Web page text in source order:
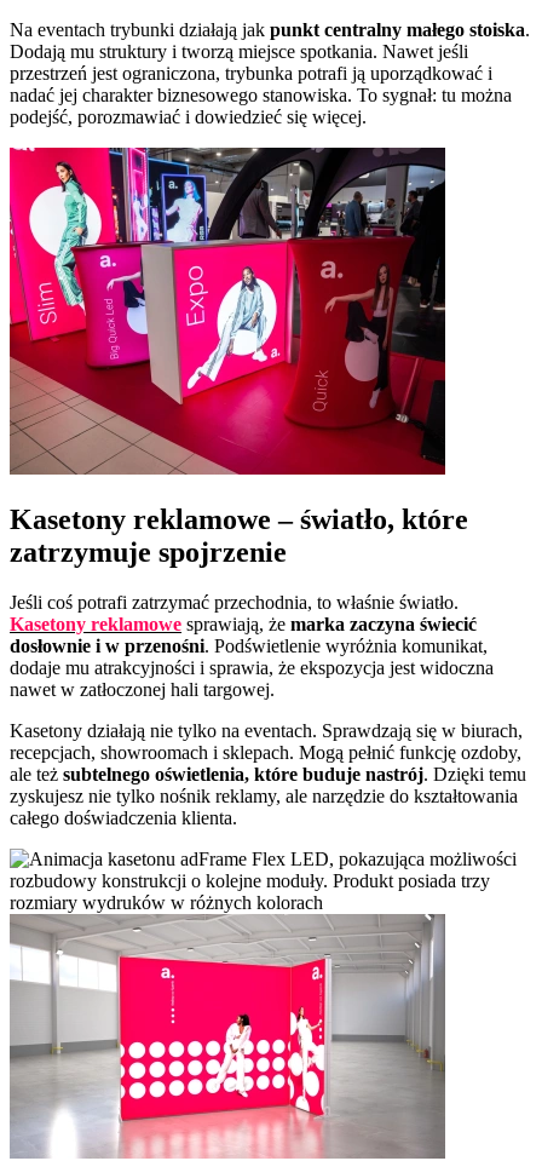
Na eventach trybunki działają jak punkt centralny małego stoiska.
Dodają mu struktury i tworzą miejsce spotkania. Nawet jeśli
przestrzeń jest ograniczona, trybunka potrafi ją uporządkować i
nadać jej charakter biznesowego stanowiska. To sygnał: tu można
podejść, porozmawiać i dowiedzieć się więcej.
Kasetony reklamowe – światło, które
zatrzymuje spojrzenie
Jeśli coś potrafi zatrzymać przechodnia, to właśnie światło.
Kasetony reklamowe sprawiają, że marka zaczyna świecić
dosłownie i w przenośni. Podświetlenie wyróżnia komunikat,
dodaje mu atrakcyjności i sprawia, że ekspozycja jest widoczna
nawet w zatłoczonej hali targowej.
Kasetony działają nie tylko na eventach. Sprawdzają się w biurach,
recepcjach, showroomach i sklepach. Mogą pełnić funkcję ozdoby,
ale też subtelnego oświetlenia, które buduje nastrój. Dzięki temu
zyskujesz nie tylko nośnik reklamy, ale narzędzie do kształtowania
całego doświadczenia klienta.